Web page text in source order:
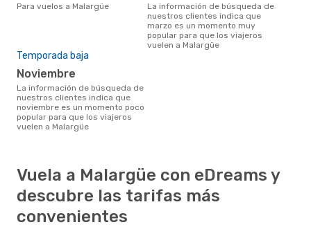
Para vuelos a Malargüe
La información de búsqueda de
nuestros clientes indica que
marzo es un momento muy
popular para que los viajeros
vuelen a Malargüe
Temporada baja
noviembre
La información de búsqueda de
nuestros clientes indica que
noviembre es un momento poco
popular para que los viajeros
vuelen a Malargüe
Vuela a Malargüe con eDreams y
descubre las tarifas más
convenientes